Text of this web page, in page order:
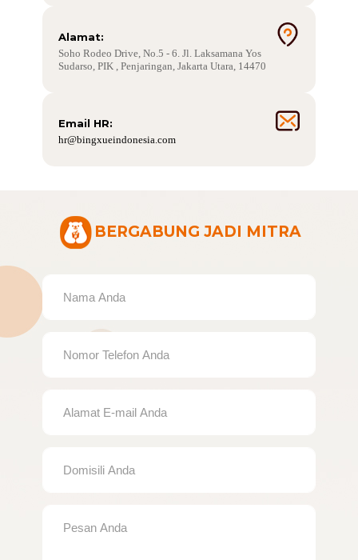
Alamat:
Soho Rodeo Drive, No.5 - 6. Jl. Laksamana Yos
Sudarso, PIK , Penjaringan, Jakarta Utara, 14470
Email HR:
hr@bingxueindonesia.com
BERGABUNG JADI MITRA